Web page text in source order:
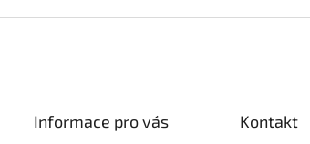
Informace pro vás Kontakt